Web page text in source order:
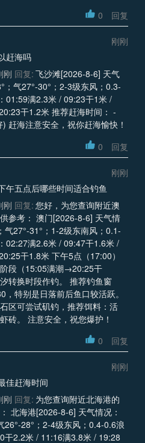
0 回复
刚刚
赶海吗
刚 回复: 飞沙滩[2026-8-6] 天气
；气27°-30°；2-3级东风；0.3-
01:59满2.3米 / 09:23干1米 /
干1.2米 推荐赶海时间： -
赶海注意安全，祝你赶海愉快！
0 回复
刚刚
午五点后哪些时间适合钓鱼
刚 回复: 您好，为您查询附近澳
8-6] 天气情
气27°-31°；1-2级东南风；0.1-
02:27满2.6米 / 09:47干1.6米 /
下午5点（17:00）
段（15:05满潮→20:25干
转换时段作钓。 推荐钓鱼窗
，特别是日落前后鱼口较活跃。
区可尝试矶钓，推荐饵料：活
砖。 注意安全，祝您爆护！
0 回复
刚刚
佳赶海时间
刚 回复: 为您查询附近北海港的
北海港[2026-8-6] 天气情况：
26°-28°；2-4级东风；0.4-0.6浪
干2.2米 / 11:16满3.8米 / 19:28